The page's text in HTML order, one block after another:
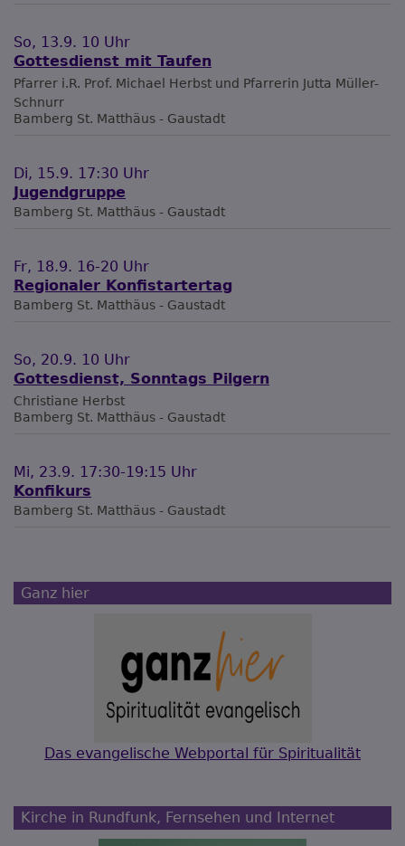
So, 13.9. 10 Uhr
Gottesdienst mit Taufen
Pfarrer i.R. Prof. Michael Herbst und Pfarrerin Jutta Müller-
Schnurr
Bamberg St. Matthäus - Gaustadt
Di, 15.9. 17:30 Uhr
Jugendgruppe
Bamberg St. Matthäus - Gaustadt
Fr, 18.9. 16-20 Uhr
Regionaler Konfistartertag
Bamberg St. Matthäus - Gaustadt
So, 20.9. 10 Uhr
Gottesdienst, Sonntags Pilgern
Christiane Herbst
Bamberg St. Matthäus - Gaustadt
Mi, 23.9. 17:30-19:15 Uhr
Konfikurs
Bamberg St. Matthäus - Gaustadt
Ganz hier
Das evangelische Webportal für Spiritualität
Kirche in Rundfunk, Fernsehen und Internet